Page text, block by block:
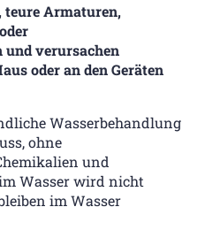
teure Armaturen,
und verursachen
oder an den Geräten
Wasserbehandlung
ohne
und
Wasser wird nicht
im Wasser